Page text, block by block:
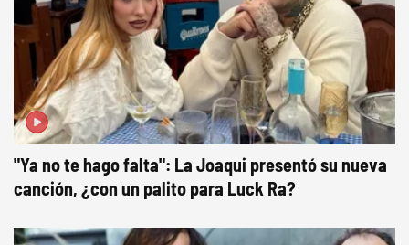
"Ya no te hago falta": La Joaqui presentó su nueva
canción, ¿con un palito para Luck Ra?